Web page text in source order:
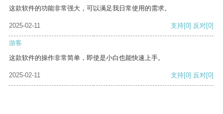
这款软件的功能非常强大，可以满足我日常使用的需求。
2025-02-11 支持[0] 反对[0]
游客
这款软件的操作非常简单，即使是小白也能快速上手。
2025-02-11 支持[0] 反对[0]